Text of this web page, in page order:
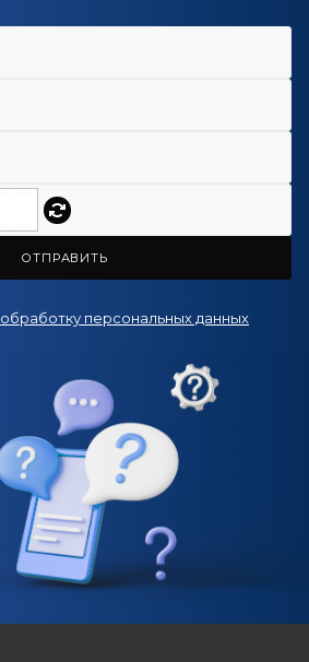
ОТПРАВИТЬ
обработку персональных данных